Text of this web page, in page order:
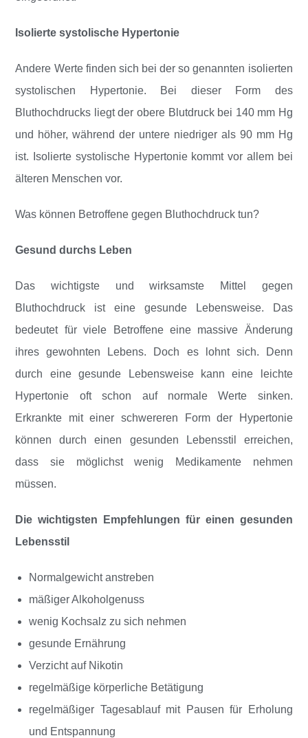
Isolierte systolische Hypertonie
Andere Werte finden sich bei der so genannten isolierten
systolischen Hypertonie. Bei dieser Form des
Bluthochdrucks liegt der obere Blutdruck bei 140 mm Hg
und höher, während der untere niedriger als 90 mm Hg
ist. Isolierte systolische Hypertonie kommt vor allem bei
älteren Menschen vor.
Was können Betroffene gegen Bluthochdruck tun?
Gesund durchs Leben
Das wichtigste und wirksamste Mittel gegen
Bluthochdruck ist eine gesunde Lebensweise. Das
bedeutet für viele Betroffene eine massive Änderung
ihres gewohnten Lebens. Doch es lohnt sich. Denn
durch eine gesunde Lebensweise kann eine leichte
Hypertonie oft schon auf normale Werte sinken.
Erkrankte mit einer schwereren Form der Hypertonie
können durch einen gesunden Lebensstil erreichen,
dass sie möglichst wenig Medikamente nehmen
müssen.
Die wichtigsten Empfehlungen für einen gesunden
Lebensstil
Normalgewicht anstreben
mäßiger Alkoholgenuss
wenig Kochsalz zu sich nehmen
gesunde Ernährung
Verzicht auf Nikotin
regelmäßige körperliche Betätigung
regelmäßiger Tagesablauf mit Pausen für Erholung
und Entspannung